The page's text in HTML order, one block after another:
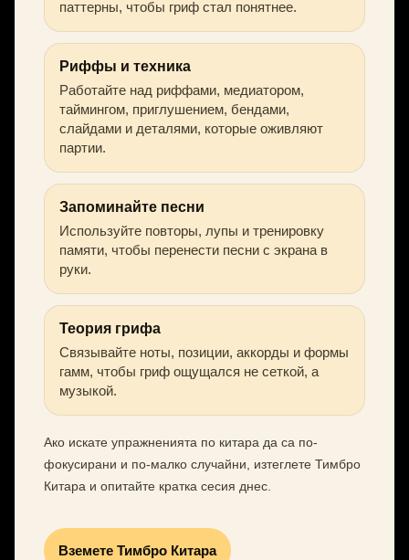
паттерны, чтобы гриф стал понятнее.
Риффы и техника
Работайте над риффами, медиатором,
таймингом, приглушением, бендами,
слайдами и деталями, которые оживляют
партии.
Запоминайте песни
Используйте повторы, лупы и тренировку
памяти, чтобы перенести песни с экрана в
руки.
Теория грифа
Связывайте ноты, позиции, аккорды и формы
гамм, чтобы гриф ощущался не сеткой, а
музыкой.
Ако искате упражненията по китара да са по-
фокусирани и по-малко случайни, изтеглете Тимбро
Китара и опитайте кратка сесия днес.
Вземете Тимбро Китара